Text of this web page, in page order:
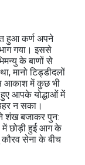
हुआ कर्ण अपने
गया। इससे
के बाणों से
मानो टिड्डीदलों
आकाश में कुछ भी
हुए आपके योद्धाओं में
न सका।
शंख बजाकर पुन:
में छोड़ी हुई आग के
सेना के बीच